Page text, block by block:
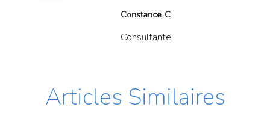
Constance. C
Consultante
Articles Similaires